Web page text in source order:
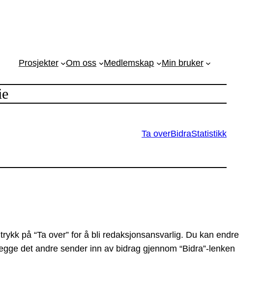
Prosjekter Om oss Medlemskap Min bruker
Ta overBidraStatistikk
på “Ta over” for å bli redaksjonsansvarlig. Du kan endre
det andre sender inn av bidrag gjennom “Bidra”-lenken